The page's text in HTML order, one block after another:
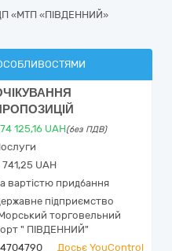
«МТП «ПІВДЕННИЙ»
ОСОБЛИВОСТЯМИ
125,16 UAH(без ПДВ)
741,25 UAH
вартістю придбання
підприємство
торговельний
" ПІВДЕННИЙ"
Досьє YouControl